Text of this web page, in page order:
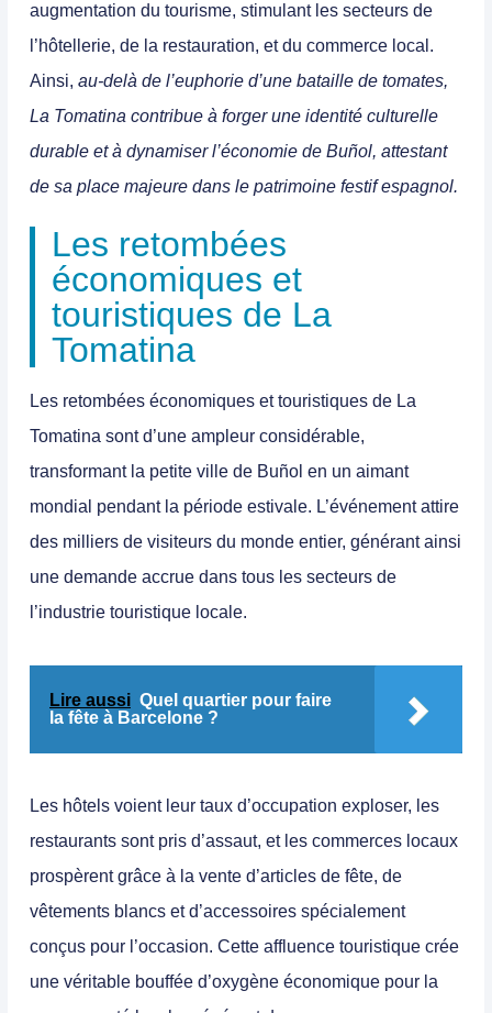
augmentation du tourisme, stimulant les secteurs de
l’hôtellerie, de la restauration, et du commerce local.
Ainsi, au-delà de l’euphorie d’une bataille de tomates,
La Tomatina contribue à forger une identité culturelle
durable et à dynamiser l’économie de Buñol, attestant
de sa place majeure dans le patrimoine festif espagnol.
Les retombées
économiques et
touristiques de La
Tomatina
Les retombées économiques et touristiques de La
Tomatina sont d’une ampleur considérable,
transformant la petite ville de Buñol en un aimant
mondial pendant la période estivale. L’événement attire
des milliers de visiteurs du monde entier, générant ainsi
une demande accrue dans tous les secteurs de
l’industrie touristique locale.
Lire aussi Quel quartier pour faire
la fête à Barcelone ?
Les hôtels voient leur taux d’occupation exploser, les
restaurants sont pris d’assaut, et les commerces locaux
prospèrent grâce à la vente d’articles de fête, de
vêtements blancs et d’accessoires spécialement
conçus pour l’occasion. Cette affluence touristique crée
une véritable bouffée d’oxygène économique pour la